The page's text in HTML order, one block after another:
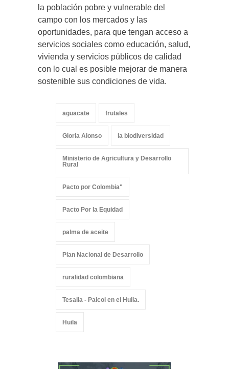
la población pobre y vulnerable del
campo con los mercados y las
oportunidades, para que tengan acceso a
servicios sociales como educación, salud,
vivienda y servicios públicos de calidad
con lo cual es posible mejorar de manera
sostenible sus condiciones de vida.
aguacate frutales
Gloria Alonso la biodiversidad
Ministerio de Agricultura y Desarrollo
Rural
Pacto por Colombia"
Pacto Por la Equidad
palma de aceite
Plan Nacional de Desarrollo
ruralidad colombiana
Tesalia - Paicol en el Huila.
Huila